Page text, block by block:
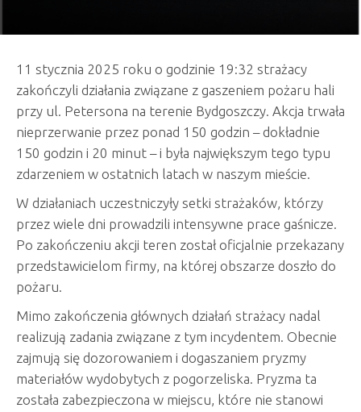
11 stycznia 2025 roku o godzinie 19:32 strażacy
zakończyli działania związane z gaszeniem pożaru hali
przy ul. Petersona na terenie Bydgoszczy. Akcja trwała
nieprzerwanie przez ponad 150 godzin – dokładnie
150 godzin i 20 minut – i była największym tego typu
zdarzeniem w ostatnich latach w naszym mieście.
W działaniach uczestniczyły setki strażaków, którzy
przez wiele dni prowadzili intensywne prace gaśnicze.
Po zakończeniu akcji teren został oficjalnie przekazany
przedstawicielom firmy, na której obszarze doszło do
pożaru.
Mimo zakończenia głównych działań strażacy nadal
realizują zadania związane z tym incydentem. Obecnie
zajmują się dozorowaniem i dogaszaniem pryzmy
materiałów wydobytych z pogorzeliska. Pryzma ta
została zabezpieczona w miejscu, które nie stanowi